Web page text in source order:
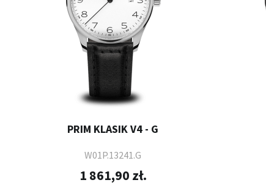
PRIM KLASIK V4 - G
W01P.13241.G
1 861,90 zł.